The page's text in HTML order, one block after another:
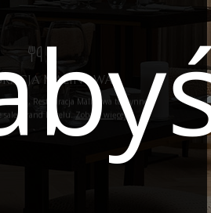
MALINOWA
0, Restauracja Malinowa to słynne,
sale Grand Hotelu. Zobacz więcej